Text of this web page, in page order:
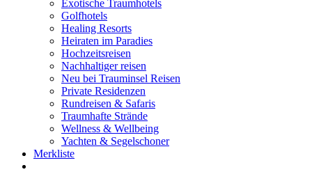
Exotische Traumhotels
Golfhotels
Healing Resorts
Heiraten im Paradies
Hochzeitsreisen
Nachhaltiger reisen
Neu bei Trauminsel Reisen
Private Residenzen
Rundreisen & Safaris
Traumhafte Strände
Wellness & Wellbeing
Yachten & Segelschoner
Merkliste